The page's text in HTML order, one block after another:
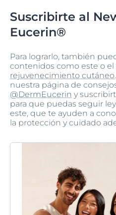
Suscribirte al
Eucerin®
Para lograrlo, también
contenidos como este o
rejuvenecimiento cutáneo
nuestra página de
@DermEucerin y
para que puedas seguir
este, que te ayuden a
la protección y cuidado